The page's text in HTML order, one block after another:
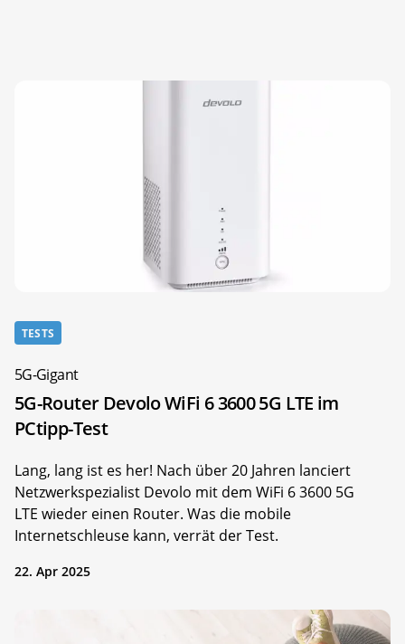
TESTS
5G-Gigant
5G-Router Devolo WiFi 6 3600 5G LTE im
PCtipp-Test
Lang, lang ist es her! Nach über 20 Jahren lanciert
Netzwerkspezialist Devolo mit dem WiFi 6 3600 5G
LTE wieder einen Router. Was die mobile
Internetschleuse kann, verrät der Test.
22. Apr 2025